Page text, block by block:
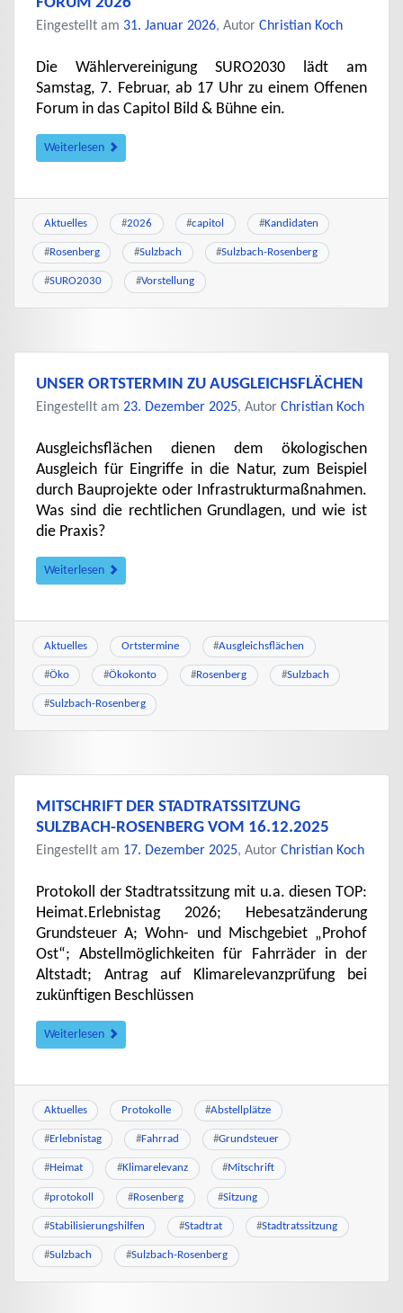
Eingestellt am 31. Januar 2026, Autor Christian Koch
Die Wählervereinigung SURO2030 lädt am
Samstag, 7. Februar, ab 17 Uhr zu einem Offenen
Forum in das Capitol Bild & Bühne ein.
Weiterlesen
Aktuelles #2026 #capitol #Kandidaten
#Rosenberg #Sulzbach #Sulzbach-Rosenberg
#SURO2030 #Vorstellung
UNSER ORTSTERMIN ZU AUSGLEICHSFLÄCHEN
Eingestellt am 23. Dezember 2025, Autor Christian Koch
Ausgleichsflächen dienen dem ökologischen
Ausgleich für Eingriffe in die Natur, zum Beispiel
durch Bauprojekte oder Infrastrukturmaßnahmen.
Was sind die rechtlichen Grundlagen, und wie ist
die Praxis?
Weiterlesen
Aktuelles Ortstermine #Ausgleichsflächen
#Öko #Ökokonto #Rosenberg #Sulzbach
#Sulzbach-Rosenberg
MITSCHRIFT DER STADTRATSSITZUNG
SULZBACH-ROSENBERG VOM 16.12.2025
Eingestellt am 17. Dezember 2025, Autor Christian Koch
Protokoll der Stadtratssitzung mit u.a. diesen TOP:
Heimat.Erlebnistag 2026; Hebesatzänderung
Grundsteuer A; Wohn- und Mischgebiet „Prohof
Ost“; Abstellmöglichkeiten für Fahrräder in der
Altstadt; Antrag auf Klimarelevanzprüfung bei
zukünftigen Beschlüssen
Weiterlesen
Aktuelles Protokolle #Abstellplätze
#Erlebnistag #Fahrrad #Grundsteuer
#Heimat #Klimarelevanz #Mitschrift
#protokoll #Rosenberg #Sitzung
#Stabilisierungshilfen #Stadtrat #Stadtratssitzung
#Sulzbach #Sulzbach-Rosenberg